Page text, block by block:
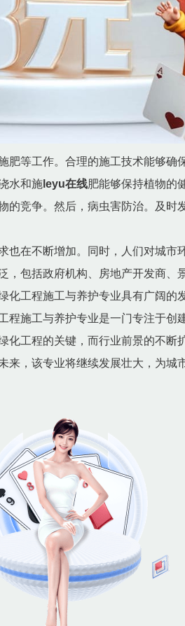
等工作。合理的施工技术能够确
水和施 leyu在线肥能够保持植物的
竞争。然后，病虫害防治。及
在不断增加。同时，人们对城
包括政府机构、房地产开发商
工程施工与养护专业具有广阔
施工与养护专业是一门专注于
工程的关键，而行业前景的不
，该专业将继续发展壮大，为城